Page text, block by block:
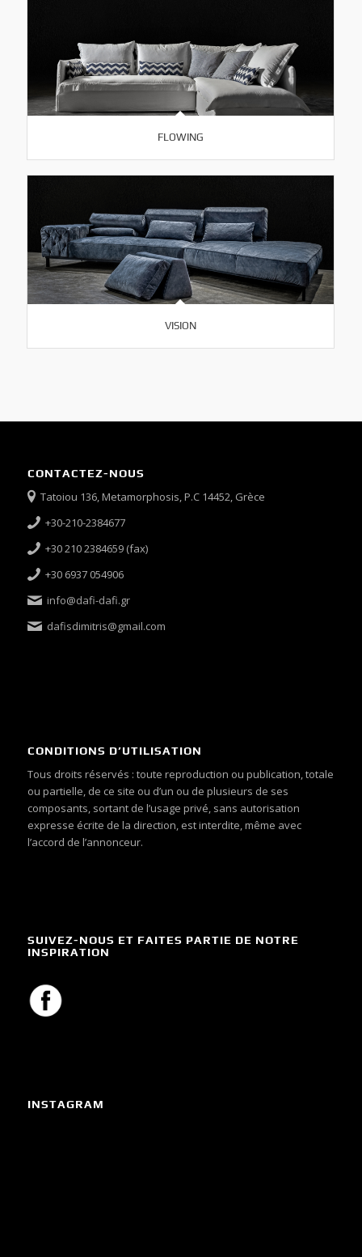
FLOWING
VISION
CONTACTEZ-NOUS
Tatoiou 136, Metamorphosis, P.C 14452, Grèce
+30-210-2384677
+30 210 2384659 (fax)
+30 6937 054906
info@dafi-dafi.gr
dafisdimitris@gmail.com
CONDITIONS D’UTILISATION
Tous droits réservés : toute reproduction ou publication, totale
ou partielle, de ce site ou d’un ou de plusieurs de ses
composants, sortant de l’usage privé, sans autorisation
expresse écrite de la direction, est interdite, même avec
l’accord de l’annonceur.
SUIVEZ-NOUS ET FAITES PARTIE DE NOTRE
INSPIRATION
INSTAGRAM